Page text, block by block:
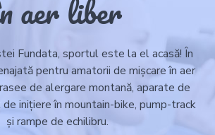
aer liber
Fundata, sportul este la el acasă! În
pentru amatorii de mișcare în aer
de alergare montană, aparate de
inițiere în mountain-bike, pump-track
și rampe de echilibru.